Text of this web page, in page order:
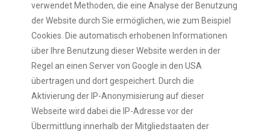
verwendet Methoden, die eine Analyse der Benutzung
der Website durch Sie ermöglichen, wie zum Beispiel
Cookies. Die automatisch erhobenen Informationen
über Ihre Benutzung dieser Website werden in der
Regel an einen Server von Google in den USA
übertragen und dort gespeichert. Durch die
Aktivierung der IP-Anonymisierung auf dieser
Webseite wird dabei die IP-Adresse vor der
Übermittlung innerhalb der Mitgliedstaaten der